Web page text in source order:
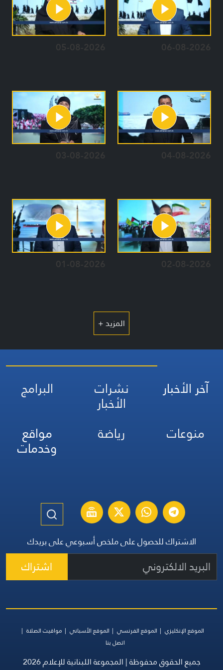
06-08-2026
05-08-2026
04-08-2026
03-08-2026
02-08-2026
01-08-2026
المزيد +
آخر الأخبار نشرات
الأخبار
البرامج
منوعات
رياضة مواقع
وخدمات
الاشتراك للحصول على ملخص أسبوعي على بريدك
اشتراك
الموقع الإنكليزي الموقع الفرنسي الموقع الأسباني
مواقيت الصلاة
اتصل بنا
جميع الحقوق محفوظة | المجموعة اللبنانية للإعلام 2026